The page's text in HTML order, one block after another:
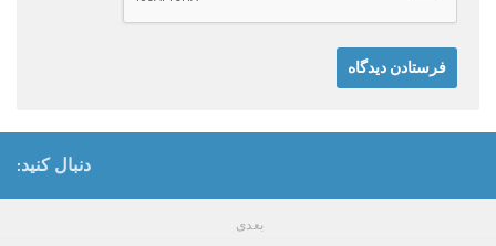
دنبال کنید:
بعدی